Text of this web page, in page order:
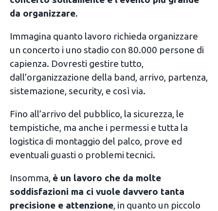
da organizzare.
Immagina quanto lavoro richieda organizzare
un concerto i uno stadio con 80.000 persone di
capienza. Dovresti gestire tutto,
dall’organizzazione della band, arrivo, partenza,
sistemazione, security, e così via.
Fino all’arrivo del pubblico, la sicurezza, le
tempistiche, ma anche i permessi e tutta la
logistica di montaggio del palco, prove ed
eventuali guasti o problemi tecnici.
Insomma, è un lavoro che da molte
soddisfazioni ma ci vuole davvero tanta
precisione e attenzione, in quanto un piccolo